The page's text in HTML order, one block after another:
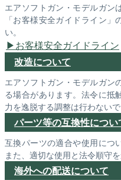
エアソフトガン・モデルガン
「お客様安全ガイドライン
い。
お客様安全ガイドライン
改造について
エアソフトガン・モデルガン
る場合があります。法令に抵
力を逸脱する調整は行わないで
パーツ等の互換性につい
互換パーツの適合や使用につ
また、適切な使用と法令順守
海外への配送について